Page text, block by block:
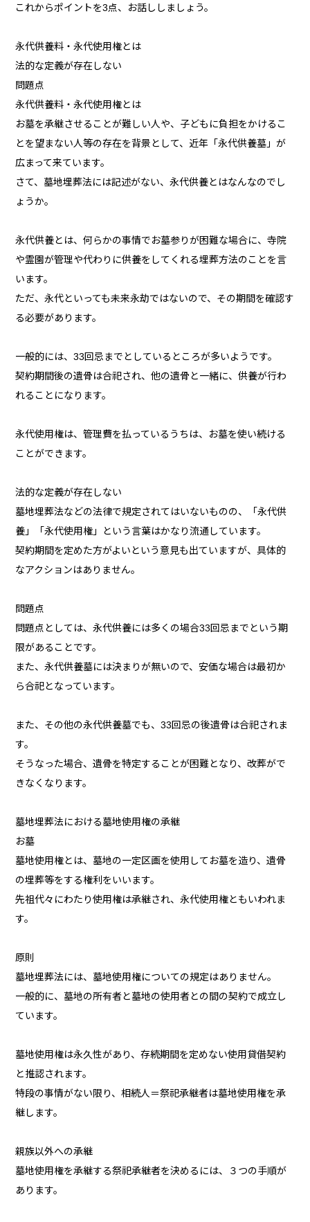
これからポイントを3点、お話ししましょう。
永代供養料・永代使用権とは
法的な定義が存在しない
問題点
永代供養料・永代使用権とは
お墓を承継させることが難しい人や、子どもに負担をかけるこ
とを望まない人等の存在を背景として、近年「永代供養墓」が
広まって来ています。
さて、墓地埋葬法には記述がない、永代供養とはなんなのでし
ょうか。
永代供養とは、何らかの事情でお墓参りが困難な場合に、寺院
や霊園が管理や代わりに供養をしてくれる埋葬方法のことを言
います。
ただ、永代といっても未来永劫ではないので、その期間を確認す
る必要があります。
一般的には、33回忌までとしているところが多いようです。
契約期間後の遺骨は合祀され、他の遺骨と一緒に、供養が行わ
れることになります。
永代使用権は、管理費を払っているうちは、お墓を使い続ける
ことができます。
法的な定義が存在しない
墓地埋葬法などの法律で規定されてはいないものの、「永代供
養」「永代使用権」という言葉はかなり流通しています。
契約期間を定めた方がよいという意見も出ていますが、具体的
なアクションはありません。
問題点
問題点としては、永代供養には多くの場合33回忌までという期
限があることです。
また、永代供養墓には決まりが無いので、安価な場合は最初か
ら合祀となっています。
また、その他の永代供養墓でも、33回忌の後遺骨は合祀されま
す。
そうなった場合、遺骨を特定することが困難となり、改葬がで
きなくなります。
墓地埋葬法における墓地使用権の承継
お墓
墓地使用権とは、墓地の一定区画を使用してお墓を造り、遺骨
の埋葬等をする権利をいいます。
先祖代々にわたり使用権は承継され、永代使用権ともいわれま
す。
原則
墓地埋葬法には、墓地使用権についての規定はありません。
一般的に、墓地の所有者と墓地の使用者との間の契約で成立し
ています。
墓地使用権は永久性があり、存続期間を定めない使用貸借契約
と推認されます。
特段の事情がない限り、相続人＝祭祀承継者は墓地使用権を承
継します。
親族以外への承継
墓地使用権を承継する祭祀承継者を決めるには、３つの手順が
あります。